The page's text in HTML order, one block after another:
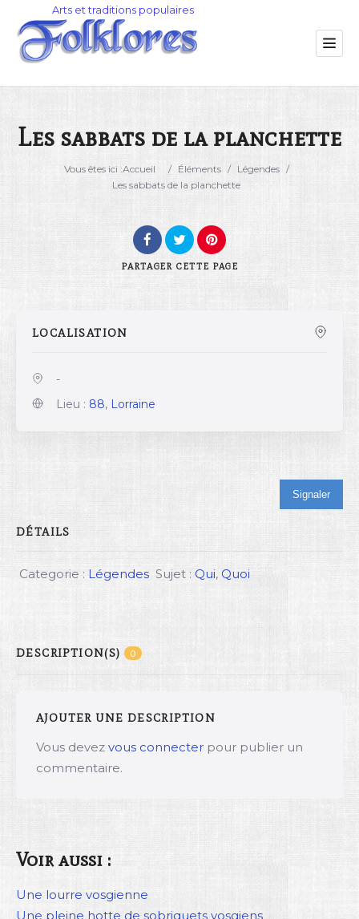
Catégorie
Les sabbats de la planchette
Vous êtes ici :Accueil / Éléments / Légendes /
Les sabbats de la planchette
PARTAGER CETTE PAGE
LOCALISATION
-
Lieu : 88, Lorraine
Signaler
DÉTAILS
Categorie : Légendes Sujet : Qui, Quoi
DESCRIPTION(S) 0
AJOUTER UNE DESCRIPTION
Vous devez vous connecter pour publier un
commentaire.
Voir aussi :
Une lourre vosgienne
Une pleine hotte de sobriquets vosgiens